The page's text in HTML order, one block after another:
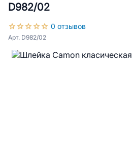
D982/02
0 отзывов
Арт. D982/02